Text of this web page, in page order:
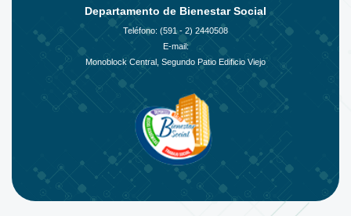
Departamento de Bienestar Social
Teléfono: (591 - 2) 2440508
E-mail:
Monoblock Central, Segundo Patio Edificio Viejo